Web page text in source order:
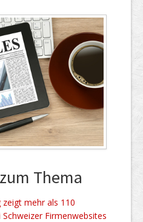
Thema
zeigt mehr als 110
Firmenwebsites